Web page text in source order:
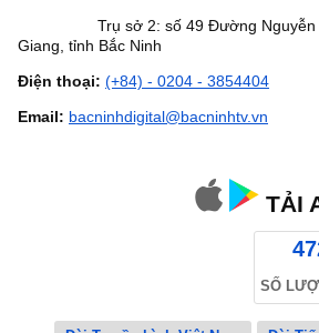
Trụ sở 2: số 49 Đường Nguyễn
Giang, tỉnh Bắc Ninh
Điện thoại: (+84) - 0204 - 3854404
Email: bacninhdigital@bacninhtv.vn
TẢI
SỐ